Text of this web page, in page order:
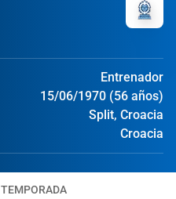
Entrenador
15/06/1970 (56 años)
Split, Croacia
Croacia
TEMPORADA